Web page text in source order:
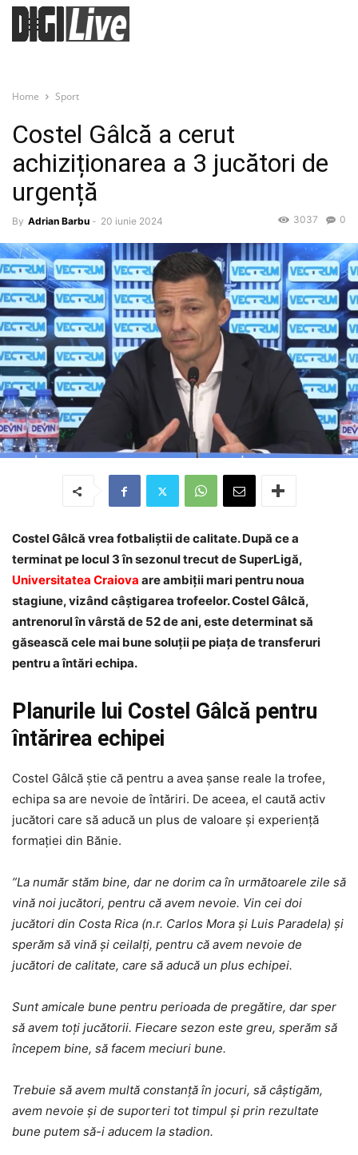
Home Sport
Costel Gâlcă a cerut
achiziționarea a 3 jucători de
urgență
By Adrian Barbu - 20 iunie 2024 0
3037
Costel Gâlcă vrea fotbaliștii de calitate. După ce a
terminat pe locul 3 în sezonul trecut de SuperLigă,
Universitatea Craiova are ambiții mari pentru noua
stagiune, vizând câștigarea trofeelor. Costel Gâlcă,
antrenorul în vârstă de 52 de ani, este determinat să
găsească cele mai bune soluții pe piața de transferuri
pentru a întări echipa.
Planurile lui Costel Gâlcă pentru
întărirea echipei
Costel Gâlcă știe că pentru a avea șanse reale la trofee,
echipa sa are nevoie de întăriri. De aceea, el caută activ
jucători care să aducă un plus de valoare și experiență
formației din Bănie.
”La număr stăm bine, dar ne dorim ca în următoarele zile să
vină noi jucători, pentru că avem nevoie. Vin cei doi
jucători din Costa Rica (n.r. Carlos Mora și Luis Paradela) şi
sperăm să vină şi ceilalţi, pentru că avem nevoie de
jucători de calitate, care să aducă un plus echipei.
Sunt amicale bune pentru perioada de pregătire, dar sper
să avem toţi jucătorii. Fiecare sezon este greu, sperăm să
începem bine, să facem meciuri bune.
Trebuie să avem multă constanţă în jocuri, să câştigăm,
avem nevoie şi de suporteri tot timpul şi prin rezultate
bune putem să-i aducem la stadion.